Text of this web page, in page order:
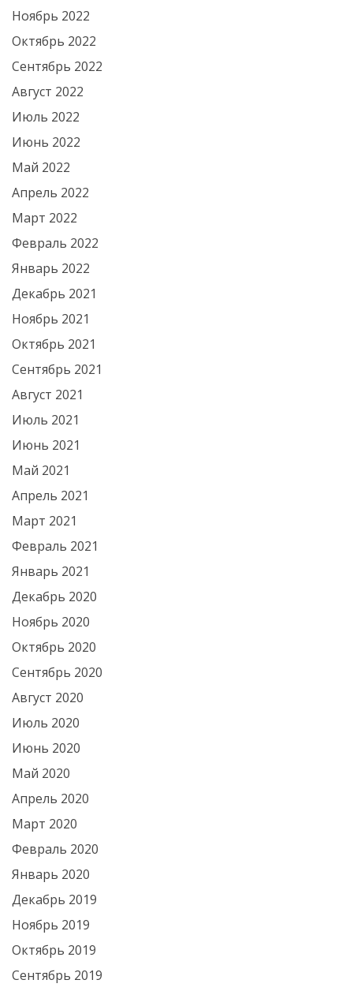
Ноябрь 2022
Октябрь 2022
Сентябрь 2022
Август 2022
Июль 2022
Июнь 2022
Май 2022
Апрель 2022
Март 2022
Февраль 2022
Январь 2022
Декабрь 2021
Ноябрь 2021
Октябрь 2021
Сентябрь 2021
Август 2021
Июль 2021
Июнь 2021
Май 2021
Апрель 2021
Март 2021
Февраль 2021
Январь 2021
Декабрь 2020
Ноябрь 2020
Октябрь 2020
Сентябрь 2020
Август 2020
Июль 2020
Июнь 2020
Май 2020
Апрель 2020
Март 2020
Февраль 2020
Январь 2020
Декабрь 2019
Ноябрь 2019
Октябрь 2019
Сентябрь 2019